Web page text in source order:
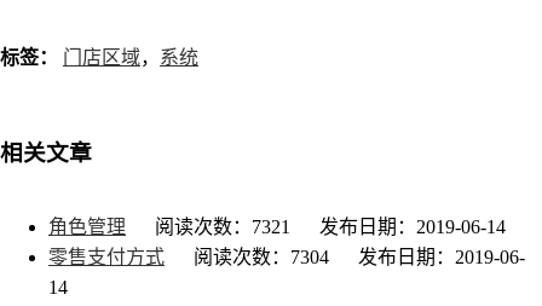
标签： 门店区域， 系统
相关文章
角色管理 阅读次数：7321
发布日期：2019-06-14
零售支付方式
阅读次数：7304
发布日期：2019-06-
14